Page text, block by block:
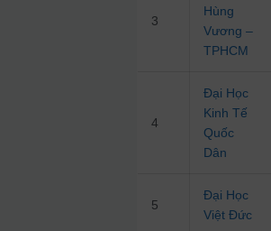
3
Hùng
Vương –
TPHCM
4
Đại Học
Kinh Tế
Quốc
Dân
5
Đại Học
Việt Đức